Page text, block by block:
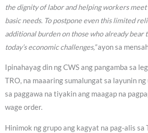
the dignity of labor and helping workers
basic needs. To postpone even this limited
additional burden on those who already bear
today’s economic challenges,”ayon sa
Ipinahayag din ng CWS ang pangamba sa
TRO, na maaaring sumalungat sa layunin
sa paggawa na tiyakin ang maagap na
wage order.
Hinimok ng grupo ang kagyat na pag-alis sa